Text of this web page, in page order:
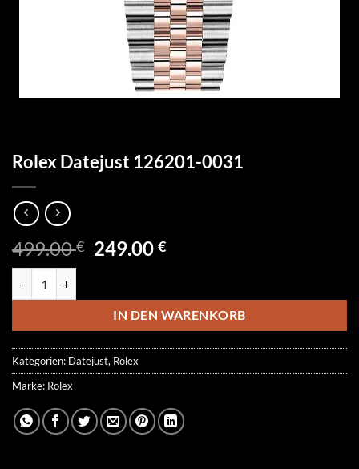
Rolex Datejust 126201-0031
499.00€ Ursprünglicher
499.00 €
249.00€Aktueller
249.00 €.
IN DEN WARENKORB
Kategorien: Datejust, Rolex
Marke: Rolex